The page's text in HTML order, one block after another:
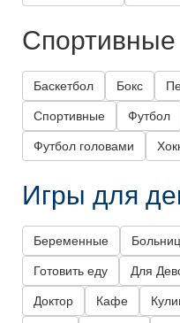
Спортивные
Баскетбол Бокс
Спортивные Футбол
Футбол головами
Игры для
Беременные
Готовить еду Для
Доктор Кафе